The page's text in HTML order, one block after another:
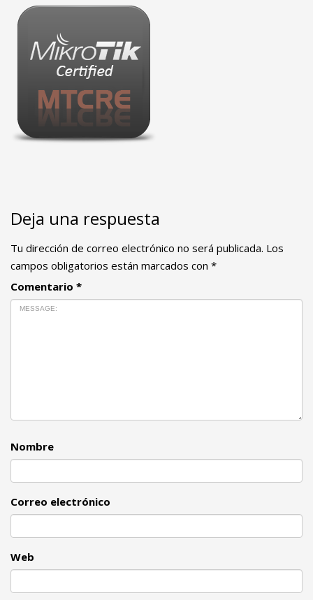
Deja una respuesta
Tu dirección de correo electrónico no será publicada. Los
campos obligatorios están marcados con *
Comentario *
Nombre
Correo electrónico
Web